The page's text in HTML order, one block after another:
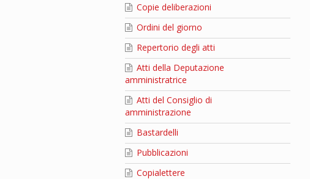
Copie deliberazioni
Ordini del giorno
Repertorio degli atti
Atti della Deputazione
amministratrice
Atti del Consiglio di
amministrazione
Bastardelli
Pubblicazioni
Copialettere